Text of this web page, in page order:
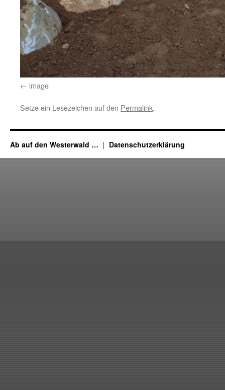
image
Setze ein Lesezeichen auf den Permalink.
Ab auf den Westerwald … Datenschutzerklärung